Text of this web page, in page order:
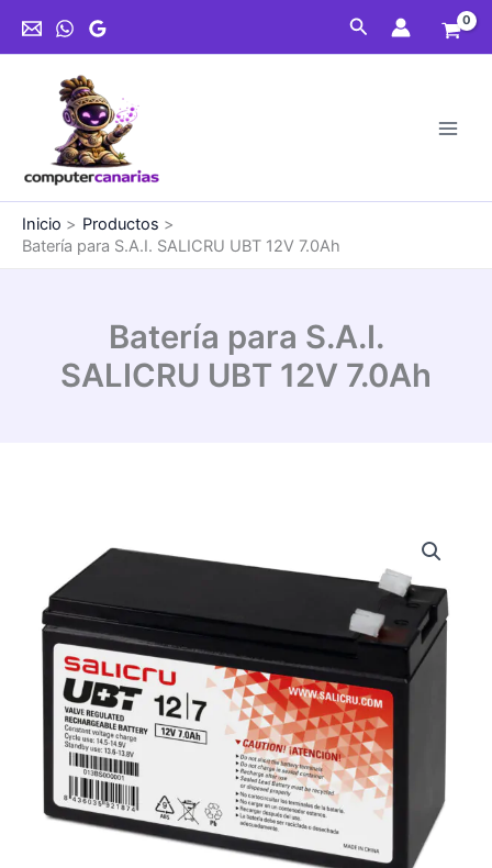
Buscar
Inicio
Productos
Batería para S.A.I. SALICRU UBT 12V 7.0Ah
Batería para S.A.I.
SALICRU UBT 12V 7.0Ah